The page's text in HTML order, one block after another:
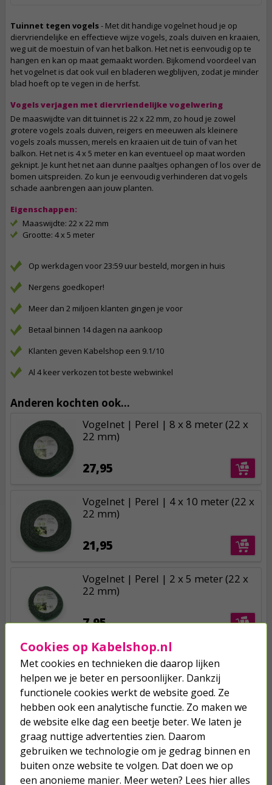
Je verwacht het niet
Turbo onkruidverdelger (Concentraat,
3x 100ml) | Ook voor je gazon!
43,50
40,
89
Tuinnet tegen vogels- Met dit handige vogelnet houd je op
diervriendelijke en effectieve wijze vogels, zoals duiven en kraaien,
weg uit de moestuin of van het balkon. Het net is eenvoudig op te
hangen en kan op maat gemaakt worden. Bijkomend voordeel van
het vogelnet is dat ook vuil en bladeren wegblijven, zodat je minder
blad hoeft op te vegen in de herfst.
Vogels verjagen met diervriendelijke vogelwering
De maaswijdte van dit tuinnet is 22 x 22 mm, zo houd je zowel
grotere vogels zoals duiven, reigers en meeuwen als kleinere
vogels zoals mussen, merels en kraaien uit de tuin of van het
balkon. Het net is 4 x 5 meter en kan eventueel op maat worden
geknipt. Je kunt het net aan dunne paaltjes ophangen of los over de
bomen uitspreiden. Zo kun je eenvoudig verhinderen dat vogels
schade aanbrengen aan jouw planten.
Eigenschappen:
Maaswijdte: 22 x 22 mm
Grootte: 4 x 5 meter
Op werkdagen voor 23:59 uur besteld, morgen in huis
Nergens goedkoper!
Meer dan 2 miljoen klanten gingen je voor
Betaal binnen 14 dagen na aankoop
Klanten geven Kabelshop een 9.1/10
Al 4 keer verkozen tot beste webwinkel
Anderen kochten ook...
Vogelnet | Perel | 8 x 8 meter (22 x
22 mm)
27,95
Vogelnet | Perel | 4 x 10 meter (22 x
22 mm)
21,95
Vogelnet | Perel | 2 x 5 meter (22 x
22 mm)
7,95
Cookies op Kabelshop.nl
Met cookies en technieken die daarop lijken
helpen we je beter en persoonlijker. Dankzij
functionele cookies werkt de website goed. Ze
hebben ook een analytische functie. Zo maken we
de website elke dag een beetje beter. We laten je
graag nuttige advertenties zien. Daarom
gebruiken we technologie om je gedrag binnen en
buiten onze website te volgen. Dat doen we op
een anonieme manier. Meer weten? Lees hier alles